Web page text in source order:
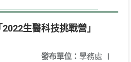
生醫科技挑戰營」
發布單位： 學務處 |